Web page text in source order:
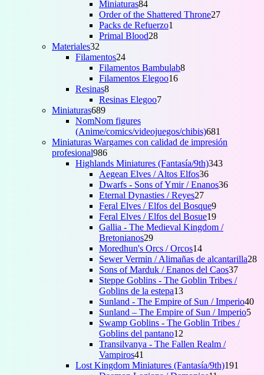
Miniaturas8484
productos
Order of the Shattered Throne2727
Packs de Refuerzo1
Primal Blood2828
Materiales32
productos
Filamentos2424
productos
Filamentos Bambulab88
Filamentos Elegoo1616
Resinas88
productos
Resinas Elegoo77
Miniaturas689689
productos
NomNom figures
(Anime/comics/videojuegos/chibis)681
productos
Miniaturas Wargames con calidad de impresión
profesional986986
productos
Highlands Miniatures (Fantasía/9th)343343
Aegean Elves / Altos Elfos3636
productos
Dwarfs - Sons of Ymir / Enanos3636
Eternal Dynasties / Reyes2727
productos
Feral Elves / Elfos del Bosque99
productos
Feral Elves / Elfos del Bosue1919
productos
Gallia - The Medieval Kingdom /
Bretonianos2929
productos
Moredhun's Orcs / Orcos1414
productos
Sewer Vermin / Alimañas de alcantarilla28
Sons of Marduk / Enanos del Caos3737
Steppe Goblins - The Goblin Tribes /
Goblins de la estepa1313
productos
Sunland - The Empire of Sun / Imperio4040
Sunland – The Empire of Sun / Imperio55
Swamp Goblins - The Goblin Tribes /
Goblins del pantano12
productos
Transilvanya - The Fallen Realm /
Vampiros41
productos
Lost Kingdom Miniatures (Fantasía/9th)191